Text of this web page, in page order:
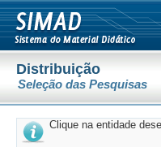
Distribuição
Seleção das Pesquisas
Clique na entidade